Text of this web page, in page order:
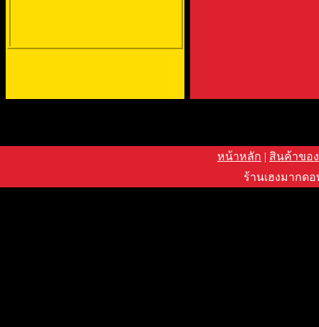
หน้าหลัก | สินค้าของ
ร้านเฮงมากด